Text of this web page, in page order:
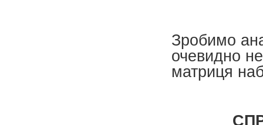
Зробимо
очевидно
матриця